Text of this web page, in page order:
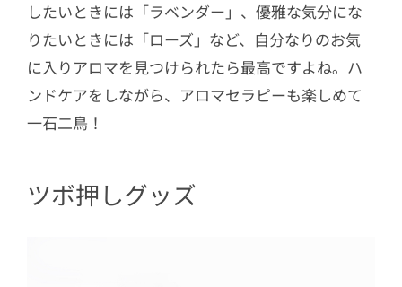
したいときには「ラベンダー」、優雅な気分にな
りたいときには「ローズ」など、自分なりのお気
に入りアロマを見つけられたら最高ですよね。ハ
ンドケアをしながら、アロマセラピーも楽しめて
一石二鳥！
ツボ押しグッズ